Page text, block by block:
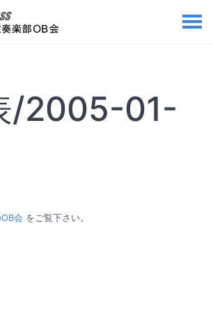
/2005-01-
会 をご覧下さい。